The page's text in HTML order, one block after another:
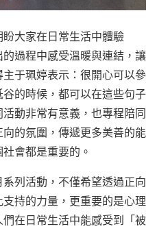
大家在日常生活中體驗
的過程中感受溫暖與連結，讓
于珮婷表示：很開心可以參
的時候，都可以在這些句子
動非常有意義，也專程陪同
的氛圍，傳遞更多美善的能
會都是重要的。
列活動，不僅希望透過正向
持的力量，更重要的是心理
在日常生活中能感受到「被